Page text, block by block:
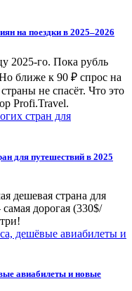
на поездки в 2025–2026
2025‑го. Пока рубль
ближе к 90 ₽ спрос на
не спасёт. Что это
Profi.Travel.
для путешествий в 2025
дешевая страна для
дорогая (330$/
авиабилеты и новые